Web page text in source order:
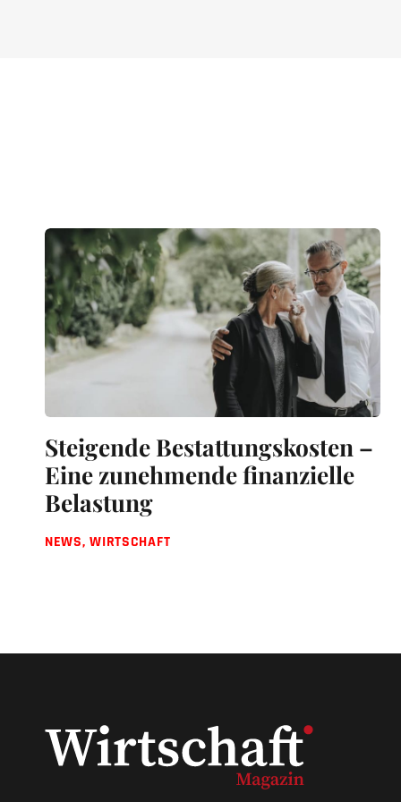
Steigende Bestattungskosten –
Eine zunehmende finanzielle
Belastung
NEWS,WIRTSCHAFT